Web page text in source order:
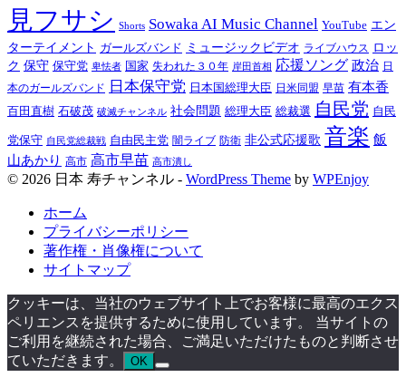
見フサシ Shorts Sowaka AI Music Channel YouTube エン
ターテイメント ガールズバンド ミュージックビデオ ライブハウス ロッ
ク 保守 保守党 卑怯者 国家 失われた３０年 岸田首相 応援ソング 政治 日
本のガールズバンド
日本保守党 日本国総理大臣 日米同盟 早苗 有本香
百田直樹 石破茂 破滅チャンネル 社会問題 総理大臣 総裁選 自民党 自民
党保守 自民党総裁戦 自由民主党 闇ライブ 防衛 非公式応援歌 音楽 飯
山あかり 高市 高市早苗 高市潰し
© 2026 日本 寿チャンネル - WordPress Theme by WPEnjoy
ホーム
プライバシーポリシー
著作権・肖像権について
サイトマップ
クッキーは、当社のウェブサイト上でお客様に最高のエクス
ペリエンスを提供するために使用しています。 当サイトの
ご利用を継続された場合、ご満足いただけたものと判断させ
ていただきます。
OK